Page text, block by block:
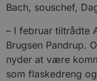
Bach, souschef,
– I februar tiltrådte
Brugsen Pandrup.
nyder at være
som flaskedreng